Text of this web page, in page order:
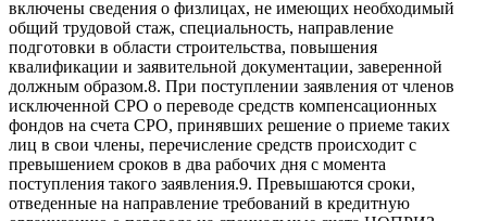
включены сведения о физлицах, не имеющих необходимый
общий трудовой стаж, специальность, направление
подготовки в области строительства, повышения
квалификации и заявительной документации, заверенной
должным образом.8. При поступлении заявления от членов
исключенной СРО о переводе средств компенсационных
фондов на счета СРО, принявших решение о приеме таких
лиц в свои члены, перечисление средств происходит с
превышением сроков в два рабочих дня с момента
поступления такого заявления.9. Превышаются сроки,
отведенные на направление требований в кредитную